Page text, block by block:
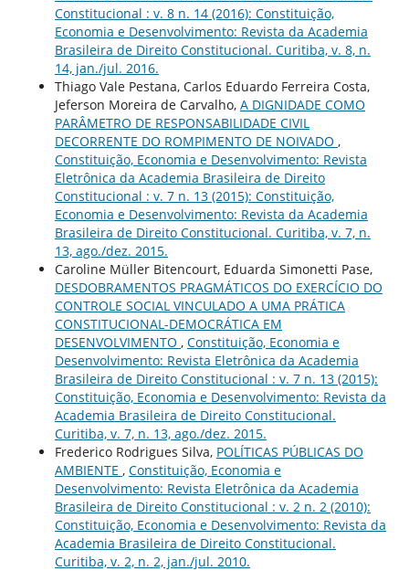
Constitucional : v. 8 n. 14 (2016): Constituição,
Economia e Desenvolvimento: Revista da Academia
Brasileira de Direito Constitucional. Curitiba, v. 8, n.
14, jan./jul. 2016.
Thiago Vale Pestana, Carlos Eduardo Ferreira Costa,
Jeferson Moreira de Carvalho, A DIGNIDADE COMO
PARÂMETRO DE RESPONSABILIDADE CIVIL
DECORRENTE DO ROMPIMENTO DE NOIVADO ,
Constituição, Economia e Desenvolvimento: Revista
Eletrônica da Academia Brasileira de Direito
Constitucional : v. 7 n. 13 (2015): Constituição,
Economia e Desenvolvimento: Revista da Academia
Brasileira de Direito Constitucional. Curitiba, v. 7, n.
13, ago./dez. 2015.
Caroline Müller Bitencourt, Eduarda Simonetti Pase,
DESDOBRAMENTOS PRAGMÁTICOS DO EXERCÍCIO DO
CONTROLE SOCIAL VINCULADO A UMA PRÁTICA
CONSTITUCIONAL-DEMOCRÁTICA EM
DESENVOLVIMENTO , Constituição, Economia e
Desenvolvimento: Revista Eletrônica da Academia
Brasileira de Direito Constitucional : v. 7 n. 13 (2015):
Constituição, Economia e Desenvolvimento: Revista da
Academia Brasileira de Direito Constitucional.
Curitiba, v. 7, n. 13, ago./dez. 2015.
Frederico Rodrigues Silva, POLÍTICAS PÚBLICAS DO
AMBIENTE , Constituição, Economia e
Desenvolvimento: Revista Eletrônica da Academia
Brasileira de Direito Constitucional : v. 2 n. 2 (2010):
Constituição, Economia e Desenvolvimento: Revista da
Academia Brasileira de Direito Constitucional.
Curitiba, v. 2, n. 2, jan./jul. 2010.